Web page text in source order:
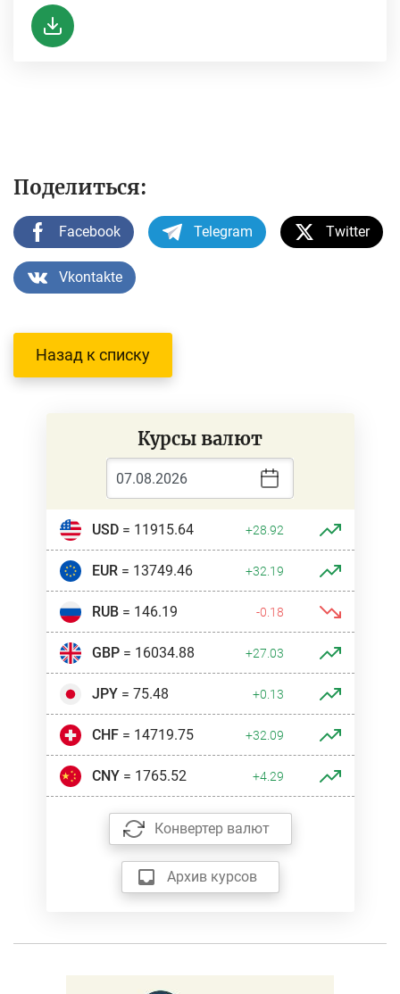
Поделиться:
Facebook Telegram Twitter
Vkontakte
Назад к списку
Курсы валют
USD= 11915.64 +28.92
EUR= 13749.46 +32.19
RUB= 146.19 -0.18
GBP= 16034.88 +27.03
JPY= 75.48 +0.13
CHF= 14719.75 +32.09
CNY= 1765.52 +4.29
Конвертер валют
Архив курсов